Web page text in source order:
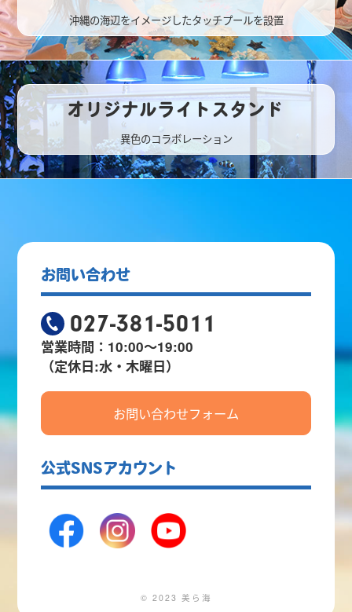
沖縄の海辺をイメージしたタッチプールを設置
オリジナルライトスタンド
異色のコラボレーション
お問い合わせ
027-381-5011
営業時間：10:00～19:00
（定休日:水・木曜日）
お問い合わせフォーム
公式SNSアカウント
© 2023 美ら海